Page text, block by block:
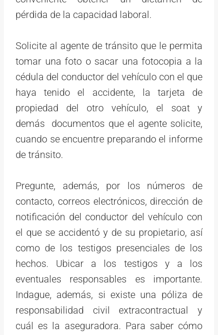
pérdida de la capacidad laboral.
Solicite al agente de tránsito que le permita
tomar una foto o sacar una fotocopia a la
cédula del conductor del vehículo con el que
haya tenido el accidente, la tarjeta de
propiedad del otro vehículo, el soat y
demás documentos que el agente solicite,
cuando se encuentre preparando el informe
de tránsito.
Pregunte, además, por los números de
contacto, correos electrónicos, dirección de
notificación del conductor del vehículo con
el que se accidentó y de su propietario, así
como de los testigos presenciales de los
hechos. Ubicar a los testigos y a los
eventuales responsables es importante.
Indague, además, si existe una póliza de
responsabilidad civil extracontractual y
cuál es la aseguradora. Para saber cómo